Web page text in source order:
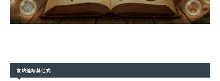
友站連結其他式